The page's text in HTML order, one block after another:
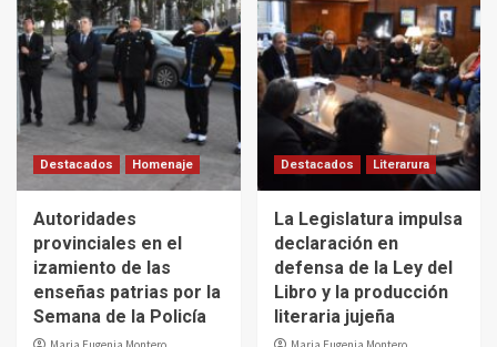
Destacados Homenaje
Autoridades
provinciales en el
izamiento de las
enseñas patrias por la
Semana de la Policía
Destacados Literarura
La Legislatura impulsa
declaración en
defensa de la Ley del
Libro y la producción
literaria jujeña